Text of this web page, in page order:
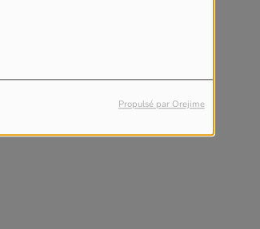
Propulsé par Orejime